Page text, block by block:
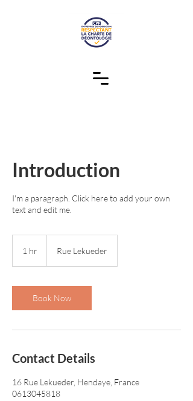
Introduction
I'm a paragraph. Click here to add your own
text and edit me.
1 hr Rue Lekueder
Book Now
Contact Details
16 Rue Lekueder, Hendaye, France
0613045818